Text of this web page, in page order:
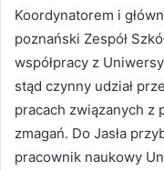
Koordynatorem i
poznański Zespół
współpracy z
stąd czynny udział
pracach związanych z
zmagań. Do Jasła
pracownik naukowy